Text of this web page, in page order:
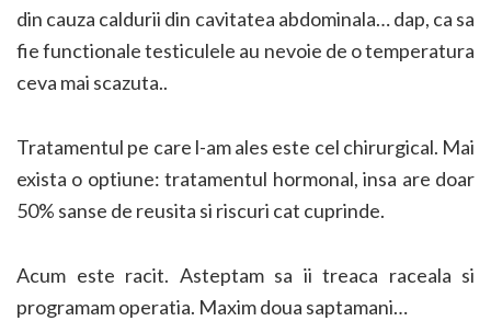
din cauza caldurii din cavitatea abdominala… dap, ca sa
fie functionale testiculele au nevoie de o temperatura
ceva mai scazuta..
Tratamentul pe care l-am ales este cel chirurgical. Mai
exista o optiune: tratamentul hormonal, insa are doar
50% sanse de reusita si riscuri cat cuprinde.
Acum este racit. Asteptam sa ii treaca raceala si
programam operatia. Maxim doua saptamani…